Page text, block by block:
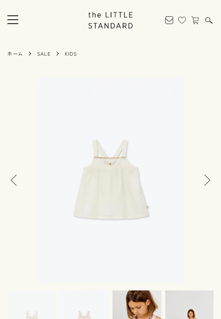
ホーム SALE KIDS